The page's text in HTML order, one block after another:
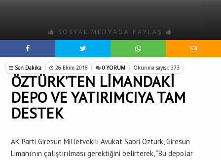
SOSYAL MEDYADA PAYLAŞ
Son Dakika 26 Ekim 2018 0 YORUM Okunma sayısı: 373
ÖZTÜRK’TEN LİMANDAKİ
DEPO VE YATIRIMCIYA TAM
DESTEK
AK Parti Giresun Milletvekili Avukat Sabri Öztürk, Giresun
Limanı’nın çalıştırılması gerektiğini belirterek, “Bu depolar